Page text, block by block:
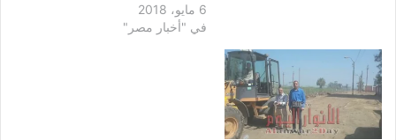
6 مايو، 2018
في "أخبار مصر"